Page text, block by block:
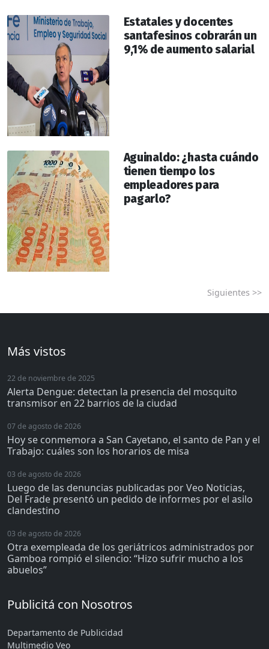
Estatales y docentes
santafesinos cobrarán un
9,1% de aumento salarial
Aguinaldo: ¿hasta cuándo
tienen tiempo los
empleadores para
pagarlo?
Siguientes >>
Más vistos
22 de noviembre de 2025
Alerta Dengue: detectan la presencia del mosquito
transmisor en 22 barrios de la ciudad
07 de agosto de 2026
Hoy se conmemora a San Cayetano, el santo de Pan y el
Trabajo: cuáles son los horarios de misa
03 de agosto de 2026
Luego de las denuncias publicadas por Veo Noticias,
Del Frade presentó un pedido de informes por el asilo
clandestino
03 de agosto de 2026
Otra exempleada de los geriátricos administrados por
Gamboa rompió el silencio: “Hizo sufrir mucho a los
abuelos”
Publicitá con Nosotros
Departamento de Publicidad
Multimedio Veo